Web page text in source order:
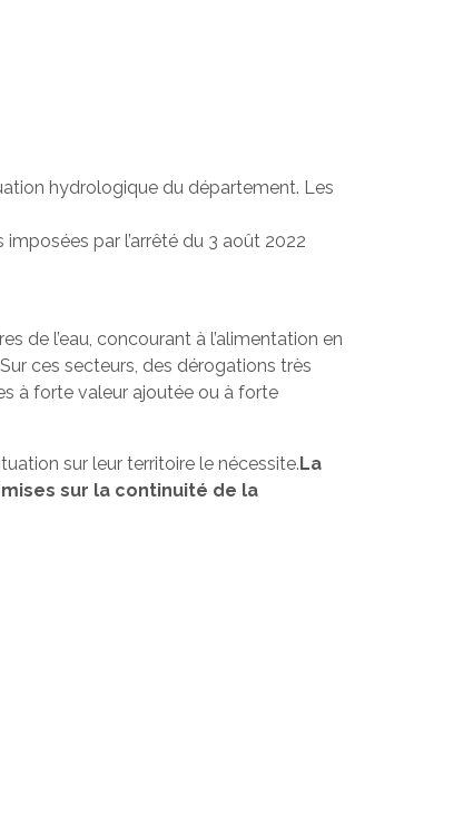
hydrologique du département. Les
par l’arrêté du 3 août 2022
de l’eau, concourant à l’alimentation en
ces secteurs, des dérogations très
à forte valeur ajoutée ou à forte
sur leur territoire le nécessite.La
sur la continuité de la